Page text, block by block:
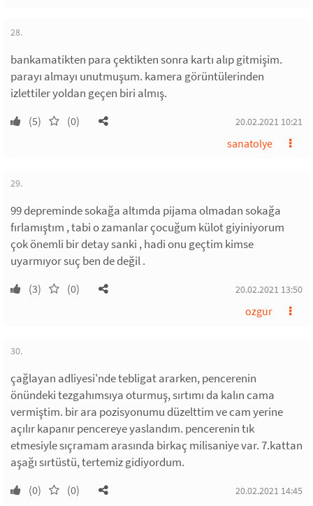
28.
bankamatikten para çektikten sonra kartı alıp gitmişim.
parayı almayı unutmuşum. kamera görüntülerinden
izlettiler yoldan geçen biri almış.
(5) (0) 20.02.2021 10:21
sanatolye
29.
99 depreminde sokağa altımda pijama olmadan sokağa
fırlamıştım , tabi o zamanlar çocuğum külot giyiniyorum
çok önemli bir detay sanki , hadi onu geçtim kimse
uyarmıyor suç ben de değil .
(3) (0) 20.02.2021 13:50
ozgur
30.
çağlayan adliyesi'nde tebligat ararken, pencerenin
önündeki tezgahımsıya oturmuş, sırtımı da kalın cama
vermiştim. bir ara pozisyonumu düzelttim ve cam yerine
açılır kapanır pencereye yaslandım. pencerenin tık
etmesiyle sıçramam arasında birkaç milisaniye var. 7.kattan
aşağı sırtüstü, tertemiz gidiyordum.
(0) (0) 20.02.2021 14:45